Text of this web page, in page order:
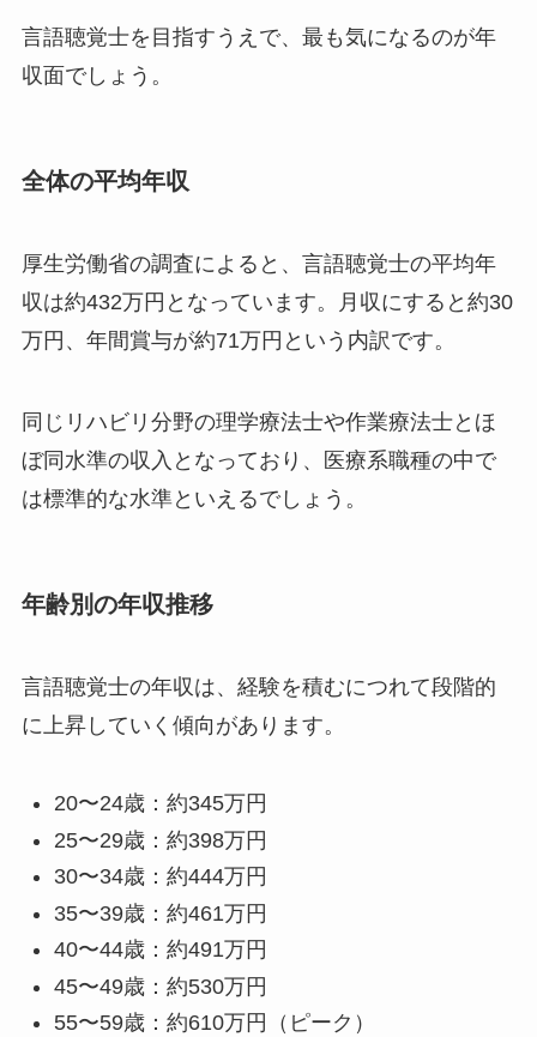
言語聴覚士を目指すうえで、最も気になるのが年
収面でしょう。
全体の平均年収
厚生労働省の調査によると、言語聴覚士の平均年
収は約432万円となっています。月収にすると約30
万円、年間賞与が約71万円という内訳です。
同じリハビリ分野の理学療法士や作業療法士とほ
ぼ同水準の収入となっており、医療系職種の中で
は標準的な水準といえるでしょう。
年齢別の年収推移
言語聴覚士の年収は、経験を積むにつれて段階的
に上昇していく傾向があります。
20〜24歳：約345万円
25〜29歳：約398万円
30〜34歳：約444万円
35〜39歳：約461万円
40〜44歳：約491万円
45〜49歳：約530万円
55〜59歳：約610万円（ピーク）